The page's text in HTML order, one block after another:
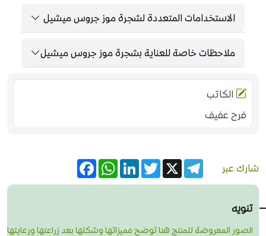
الاستخدامات المتعددة لشجرة موز جروس ميشيل
ملاحظات خاصة للعناية بشجرة موز جروس ميشيل
الكاتب
فرح عفيف
شارك عبر FacebookWhatsAppLinkedInTwitter X
Telegram
تنويه
الصور المعروضة للمنتج هنا توضح مميزاتها وشكلها بعد زراعتها ورعايتها